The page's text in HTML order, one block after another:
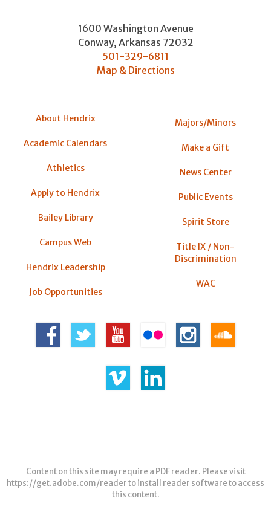
1600 Washington Avenue
Conway, Arkansas 72032
501-329-6811
Map & Directions
About Hendrix
Academic Calendars
Athletics
Apply to Hendrix
Bailey Library
Campus Web
Hendrix Leadership
Job Opportunities
Majors/Minors
Make a Gift
News Center
Public Events
Spirit Store
Title IX / Non-
Discrimination
WAC
Content on this site may require a PDF reader. Please visit
https://get.adobe.com/readerto install reader software to access
this content.